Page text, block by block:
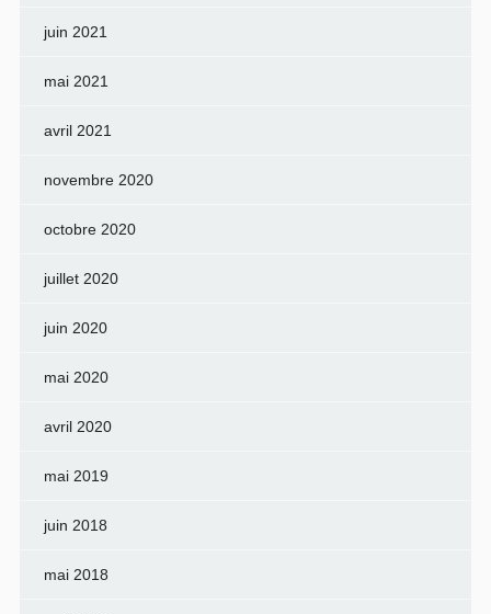
juin 2021
mai 2021
avril 2021
novembre 2020
octobre 2020
juillet 2020
juin 2020
mai 2020
avril 2020
mai 2019
juin 2018
mai 2018